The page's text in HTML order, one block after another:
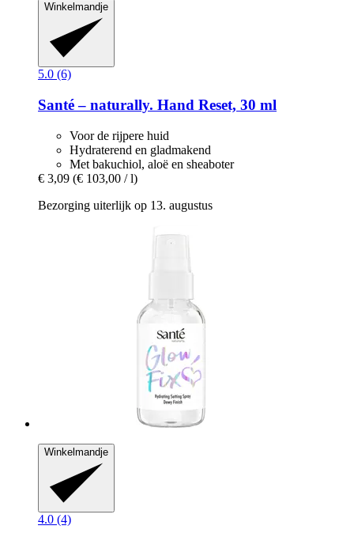
Winkelmandje
5.0 (6)
Santé – naturally. Hand Reset, 30 ml
Voor de rijpere huid
Hydraterend en gladmakend
Met bakuchiol, aloë en sheaboter
€ 3,09 (€ 103,00 / l)
Bezorging uiterlijk op 13. augustus
Winkelmandje
4.0 (4)